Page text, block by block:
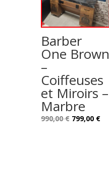
Barber
One Brown
–
Coiffeuses
et Miroirs –
Marbre
990,00€ Le
799,00 €Le